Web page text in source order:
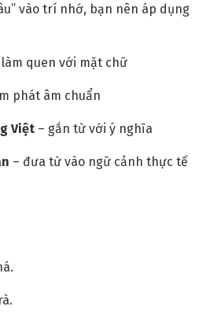
vào trí nhớ, bạn nên áp dụng
làm quen với mặt chữ
phát âm chuẩn
Việt – gắn từ với ý nghĩa
– đưa từ vào ngữ cảnh thực tế